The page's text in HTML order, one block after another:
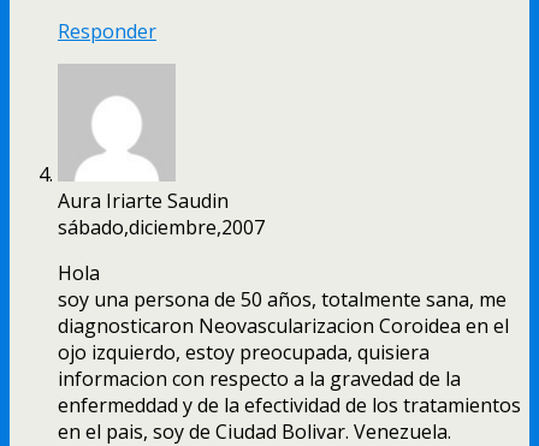
Responder
Aura Iriarte Saudin
sábado,diciembre,2007
Hola
soy una persona de 50 años, totalmente sana, me
diagnosticaron Neovascularizacion Coroidea en el
ojo izquierdo, estoy preocupada, quisiera
informacion con respecto a la gravedad de la
enfermeddad y de la efectividad de los tratamientos
en el pais, soy de Ciudad Bolivar. Venezuela.